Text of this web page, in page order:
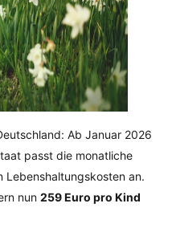
Ab Januar 2026
passt die monatliche
Lebenshaltungskosten an.
nun 259 Euro pro Kind